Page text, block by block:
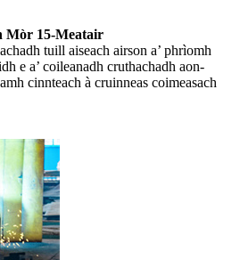
Mòr 15-Meatair
tuill aiseach airson a’ phrìomh
e a’ coileanadh cruthachadh aon-
cinnteach à cruinneas coimeasach